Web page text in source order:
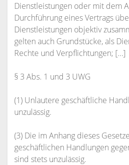
Dienstleistungen oder mit dem
Durchführung eines Vertrags
Dienstleistungen objektiv
gelten auch Grundstücke, als
Rechte und Verpflichtungen; […]
§ 3 Abs. 1 und 3 UWG
(1) Unlautere geschäftliche
unzulässig.
(3) Die im Anhang dieses
geschäftlichen Handlungen
sind stets unzulässig.